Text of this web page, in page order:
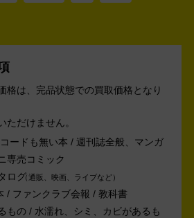
格は、完品状態での買取価格となり
ただけません。
ードも無い本 / 週刊誌全般、マンガ
専売コミック
ログ 通販、映画、ライブなど
/ ファンクラブ会報 / 教科書
もの / 水濡れ、シミ、カビがあるも